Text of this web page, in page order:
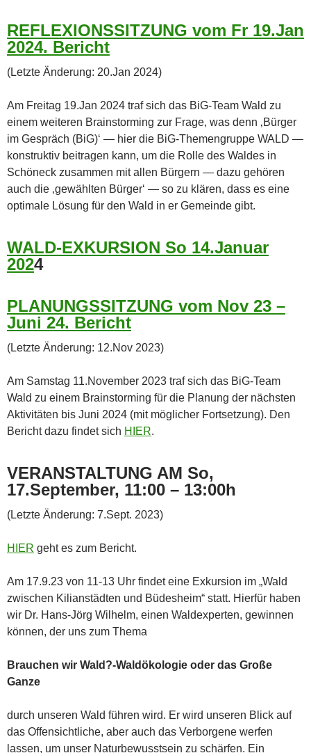
REFLEXIONSSITZUNG vom Fr 19.Jan
2024. Bericht
(Letzte Änderung: 20.Jan 2024)
Am Freitag 19.Jan 2024 traf sich das BiG-Team Wald zu
einem weiteren Brainstorming zur Frage, was denn ‚Bürger
im Gespräch (BiG)‘ — hier die BiG-Themengruppe WALD —
konstruktiv beitragen kann, um die Rolle des Waldes in
Schöneck zusammen mit allen Bürgern — dazu gehören
auch die ‚gewählten Bürger‘ — so zu klären, dass es eine
optimale Lösung für den Wald in er Gemeinde gibt.
WALD-EXKURSION So 14.Januar
2024
PLANUNGSSITZUNG vom Nov 23 –
Juni 24. Bericht
(Letzte Änderung: 12.Nov 2023)
Am Samstag 11.November 2023 traf sich das BiG-Team
Wald zu einem Brainstorming für die Planung der nächsten
Aktivitäten bis Juni 2024 (mit möglicher Fortsetzung). Den
Bericht dazu findet sich HIER.
VERANSTALTUNG AM So,
17.September, 11:00 – 13:00h
(Letzte Änderung: 7.Sept. 2023)
HIER geht es zum Bericht.
Am 17.9.23 von 11-13 Uhr findet eine Exkursion im „Wald
zwischen Kilianstädten und Büdesheim“ statt. Hierfür haben
wir Dr. Hans-Jörg Wilhelm, einen Waldexperten, gewinnen
können, der uns zum Thema
Brauchen wir Wald?-Waldökologie oder das Große
Ganze
durch unseren Wald führen wird. Er wird unseren Blick auf
das Offensichtliche, aber auch das Verborgene werfen
lassen, um unser Naturbewusstsein zu schärfen. Ein